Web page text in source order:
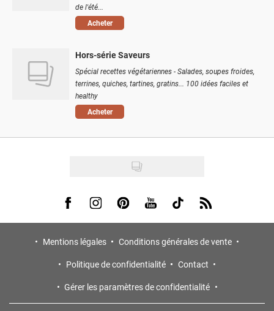
de l'été...
Acheter
Hors-série Saveurs
Spécial recettes végétariennes - Salades, soupes froides,
terrines, quiches, tartines, gratins... 100 idées faciles et
healthy
Acheter
Visit us on Facebook
Visit us on Instagram
Visit us on Pinterest
Visit us on Youtube
Visit us on Tiktok
Visit us on Rss
Mentions légales
Conditions générales de vente
Politique de confidentialité
Contact
Gérer les paramètres de confidentialité